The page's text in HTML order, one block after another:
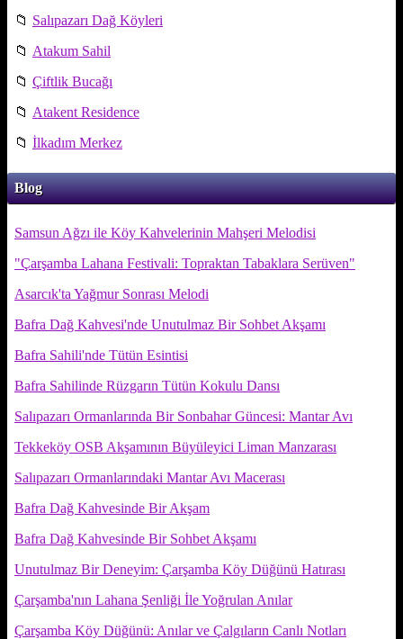
📁 Salıpazarı Dağ Köyleri
📁 Atakum Sahil
📁 Çiftlik Bucağı
📁 Atakent Residence
📁 İlkadım Merkez
Blog
Samsun Ağzı ile Köy Kahvelerinin Mahşeri Melodisi
"Çarşamba Lahana Festivali: Topraktan Tabaklara Serüven"
Asarcık'ta Yağmur Sonrası Melodi
Bafra Dağ Kahvesi'nde Unutulmaz Bir Sohbet Akşamı
Bafra Sahili'nde Tütün Esintisi
Bafra Sahilinde Rüzgarın Tütün Kokulu Dansı
Salıpazarı Ormanlarında Bir Sonbahar Güncesi: Mantar Avı
Tekkeköy OSB Akşamının Büyüleyici Liman Manzarası
Salıpazarı Ormanlarındaki Mantar Avı Macerası
Bafra Dağ Kahvesinde Bir Akşam
Bafra Dağ Kahvesinde Bir Sohbet Akşamı
Unutulmaz Bir Deneyim: Çarşamba Köy Düğünü Hatırası
Çarşamba'nın Lahana Şenliği İle Yoğrulan Anılar
Çarşamba Köy Düğünü: Anılar ve Çalgıların Canlı Notları